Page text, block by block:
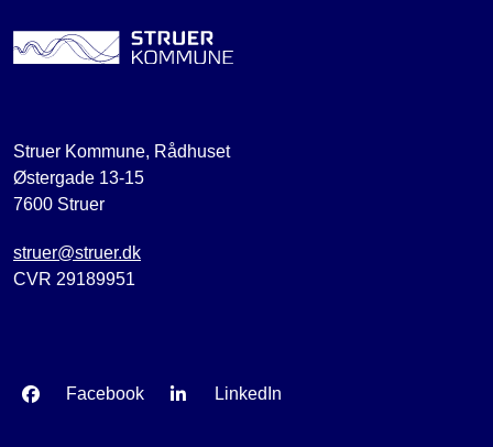
Struer Kommune, Rådhuset
Østergade 13-15
7600 Struer
struer@struer.dk
CVR 29189951
Facebook LinkedIn